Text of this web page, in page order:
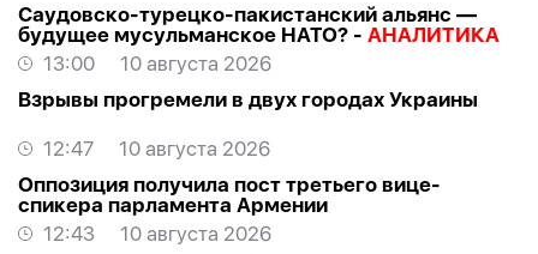
Саудовско-турецко-пакистанский альянс —
будущее мусульманское НАТО? - АНАЛИТИКА
13:00
10 августа 2026
Взрывы прогремели в двух городах Украины
12:47
10 августа 2026
Оппозиция получила пост третьего вице-
спикера парламента Армении
12:43
10 августа 2026